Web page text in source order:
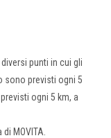
punti in cui gli
sono previsti ogni 5
ogni 5 km, a
MOVITA.